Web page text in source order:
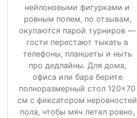
нейлоновыми фигурками и
ровным полем, по отзывам,
окупаются парой турниров —
гости перестают тыкать в
телефоны, планшеты и ныть
про дедлайны. Для дома,
офиса или бара берите
полноразмерный стол 120×70
см с фиксатором неровностей
пола, чтобы мяч летел ровно,